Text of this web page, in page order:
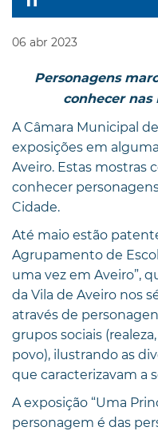
06 abr 2023
Personagens
conhecer nas
A Câmara Municipal
exposições em
Aveiro. Estas mostras
conhecer
Cidade.
Até maio estão
Agrupamento de
uma vez em Aveiro”,
da Vila de Aveiro nos
através de
grupos sociais
povo), ilustrando as
que caracterizavam a
A exposição “Uma
personagem é das